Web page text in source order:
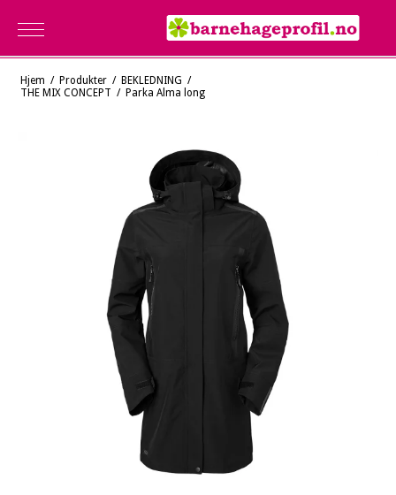
Hjem / Produkter / BEKLEDNING /
THE MIX CONCEPT / Parka Alma long